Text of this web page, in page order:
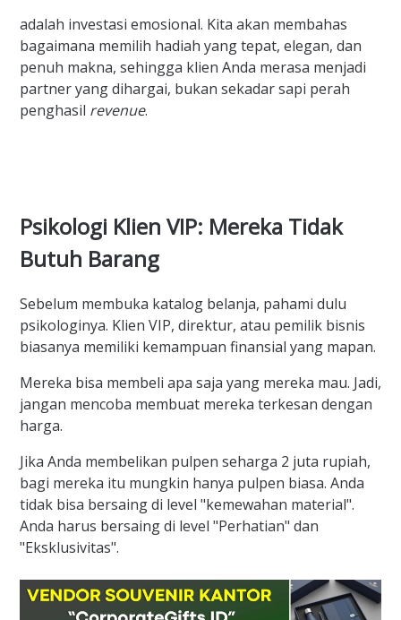
adalah investasi emosional. Kita akan membahas
bagaimana memilih hadiah yang tepat, elegan, dan
penuh makna, sehingga klien Anda merasa menjadi
partner yang dihargai, bukan sekadar sapi perah
penghasil revenue.
Psikologi Klien VIP: Mereka Tidak
Butuh Barang
Sebelum membuka katalog belanja, pahami dulu
psikologinya. Klien VIP, direktur, atau pemilik bisnis
biasanya memiliki kemampuan finansial yang mapan.
Mereka bisa membeli apa saja yang mereka mau. Jadi,
jangan mencoba membuat mereka terkesan dengan
harga.
Jika Anda membelikan pulpen seharga 2 juta rupiah,
bagi mereka itu mungkin hanya pulpen biasa. Anda
tidak bisa bersaing di level "kemewahan material".
Anda harus bersaing di level "Perhatian" dan
"Eksklusivitas".